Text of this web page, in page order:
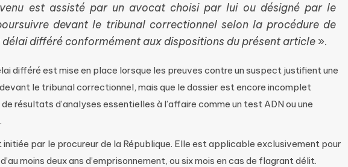
est assisté par un avocat choisi par lui ou désigné par le
devant le tribunal correctionnel selon la procédure de
différé conformément aux dispositions du présent article ».
différé est mise en place lorsque les preuves contre un suspect justifient une
le tribunal correctionnel, mais que le dossier est encore incomplet
résultats d’analyses essentielles à l’affaire comme un test ADN ou une
par le procureur de la République. Elle est applicable exclusivement pour
moins deux ans d’emprisonnement, ou six mois en cas de flagrant délit.